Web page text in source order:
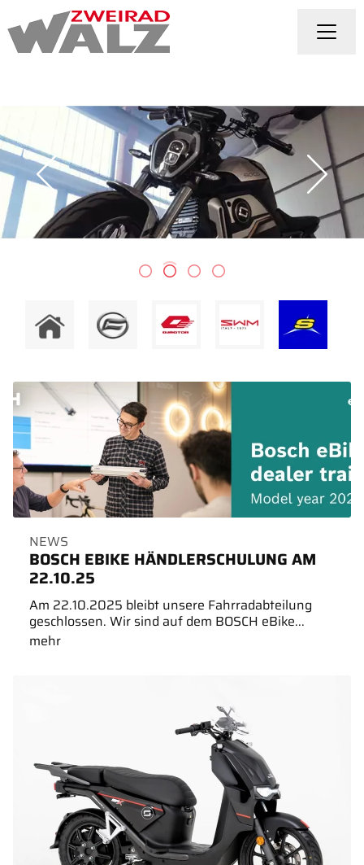
NEWS
BOSCH EBIKE HÄNDLERSCHULUNG AM
22.10.25
Am 22.10.2025 bleibt unsere Fahrradabteilung
geschlossen. Wir sind auf dem BOSCH eBike...
mehr